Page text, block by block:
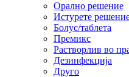
Орално решение
Истурете
Болус/таблета
Премикс
Растворлив во
Дезинфекција
Друго